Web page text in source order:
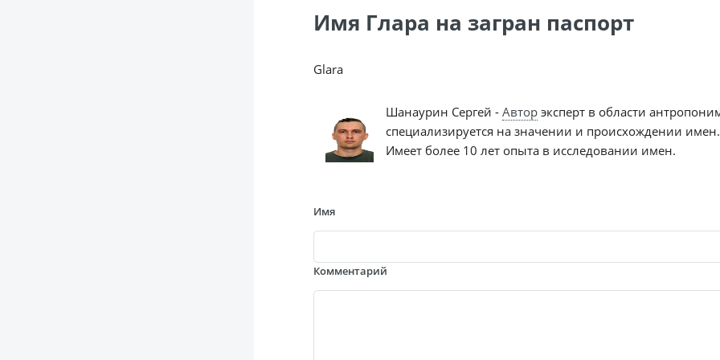
Имя Глара на загран паспорт
Glara
Шанаурин Сергей - Авторэксперт в области
специализируется на значении и происхождении имен.
Имеет более 10 лет опыта в исследовании имен.
Имя
Комментарий